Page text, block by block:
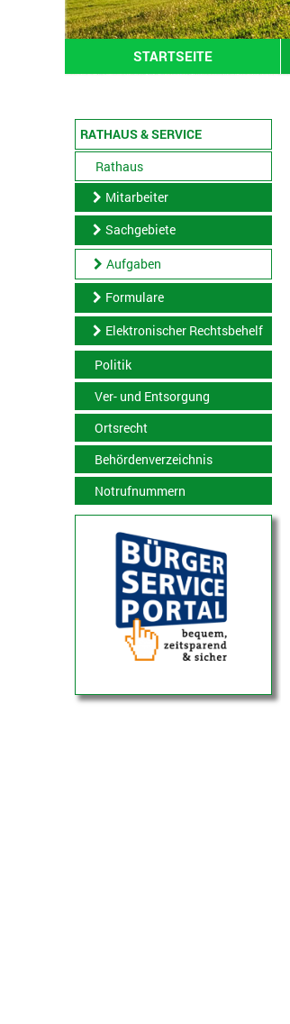
STARTSEITE
RATHAUS & SERVICE
Rathaus
Mitarbeiter
Sachgebiete
Aufgaben
Formulare
Elektronischer Rechtsbehelf
Politik
Ver- und Entsorgung
Ortsrecht
Behördenverzeichnis
Notrufnummern